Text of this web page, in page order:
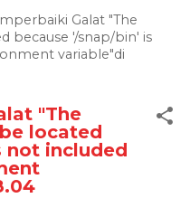
ULASAN
Galat "The
because '/snap/bin' is
variable"di
"The
located
not included